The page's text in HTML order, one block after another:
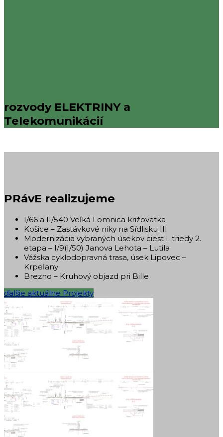
rozvody ELEKTRINY a
Telekomunikácií
PRávE realizujeme
I/66 a II/540 Veľká Lomnica križovatka
Košice – Zastávkové niky na Sídlisku III
Modernizácia vybraných úsekov ciest I. triedy 2.
etapa – I/9(I/50) Janova Lehota – Lutila
Vážska cyklodopravná trasa, úsek Lipovec –
Krpeľany
Brezno – Kruhový objazd pri Bille
ďalšie aktuálne Projekty